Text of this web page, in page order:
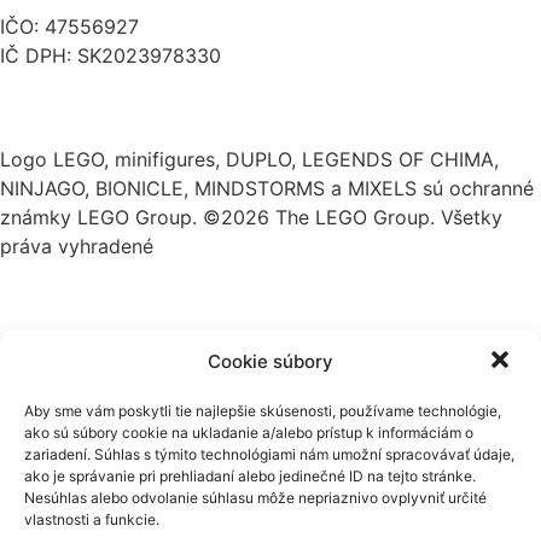
Cookie súbory
Aby sme vám poskytli tie najlepšie skúsenosti, používame technológie,
ako sú súbory cookie na ukladanie a/alebo prístup k informáciám o
zariadení. Súhlas s týmito technológiami nám umožní spracovávať údaje,
ako je správanie pri prehliadaní alebo jedinečné ID na tejto stránke.
Nesúhlas alebo odvolanie súhlasu môže nepriaznivo ovplyvniť určité
vlastnosti a funkcie.
IČO: 47556927
IČ DPH: SK2023978330
Logo LEGO, minifigures, DUPLO, LEGENDS OF CHIMA,
NINJAGO, BIONICLE, MINDSTORMS a MIXELS sú ochranné
známky LEGO Group. ©2026 The LEGO Group. Všetky
práva vyhradené